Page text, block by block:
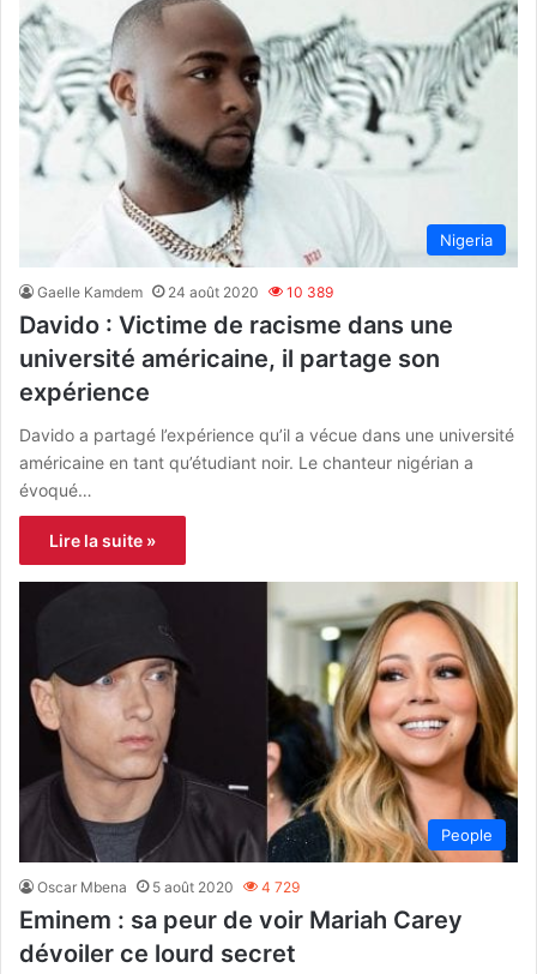
Nigeria
Gaelle Kamdem 24 août 2020 10 389
Davido : Victime de racisme dans une
université américaine, il partage son
expérience
Davido a partagé l’expérience qu’il a vécue dans une université
américaine en tant qu’étudiant noir. Le chanteur nigérian a
évoqué…
Lire la suite »
People
Oscar Mbena 5 août 2020 4 729
Eminem : sa peur de voir Mariah Carey
dévoiler ce lourd secret